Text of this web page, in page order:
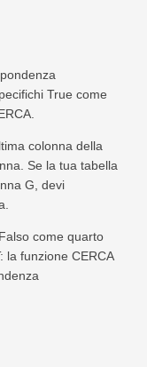
True come
colonna della
Se la tua tabella
G, devi
come quarto
la funzione CERCA